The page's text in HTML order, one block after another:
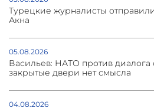
Турецкие журналисты
Акна
05.08.2026
Васильев: НАТО против
закрытые двери нет смысла
04.08.2026